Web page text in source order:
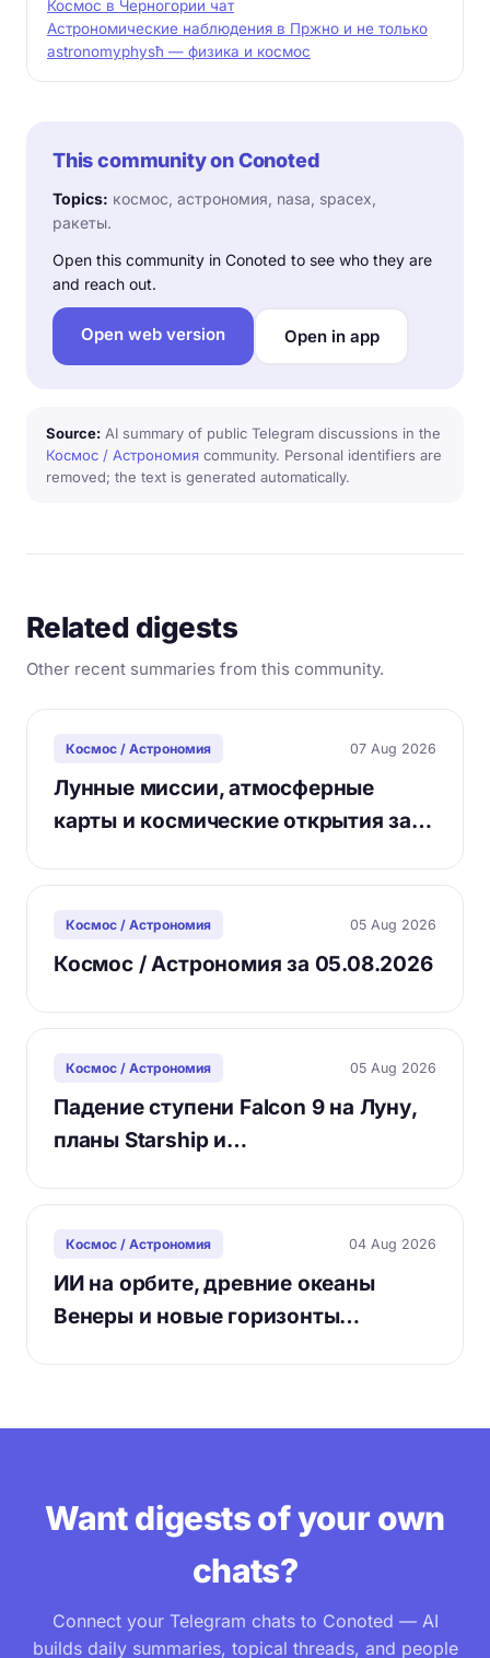
Космос в Черногории чат
Астрономические наблюдения в Пржно и не только
astronomyphysħ — физика и космос
This community on Conoted
Topics: космос, астрономия, nasa, spacex,
ракеты.
Open this community in Conoted to see who they are
and reach out.
Open web version Open in app
Source: AI summary of public Telegram discussions in the
Космос / Астрономия community. Personal identifiers are
removed; the text is generated automatically.
Related digests
Other recent summaries from this community.
Космос / Астрономия 07 Aug 2026
Лунные миссии, атмосферные
карты и космические открытия за…
Космос / Астрономия 05 Aug 2026
Космос / Астрономия за 05.08.2026
Космос / Астрономия 05 Aug 2026
Падение ступени Falcon 9 на Луну,
планы Starship и…
Космос / Астрономия 04 Aug 2026
ИИ на орбите, древние океаны
Венеры и новые горизонты…
Want digests of your own
chats?
Connect your Telegram chats to Conoted — AI
builds daily summaries, topical threads, and people